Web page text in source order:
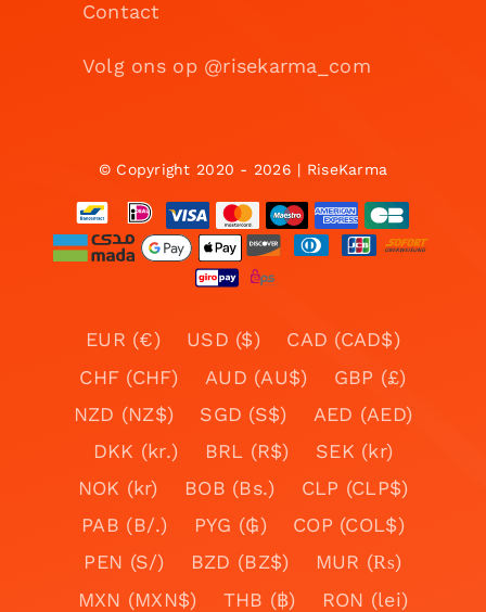
Contact
Volg ons op @risekarma_com
© Copyright 2020 - 2026 | RiseKarma
EUR (€) USD ($)
CAD (CAD$)
CHF (CHF)
AUD (AU$)
GBP (£)
NZD (NZ$)
SGD (S$)
AED (AED)
DKK (kr.)
BRL (R$)
SEK (kr)
NOK (kr)
BOB (Bs.)
CLP (CLP$)
PAB (B/.)
PYG (₲)
COP (COL$)
PEN (S/)
BZD (BZ$)
MUR (₨)
MXN (MXN$)
THB (฿)
RON (lei)